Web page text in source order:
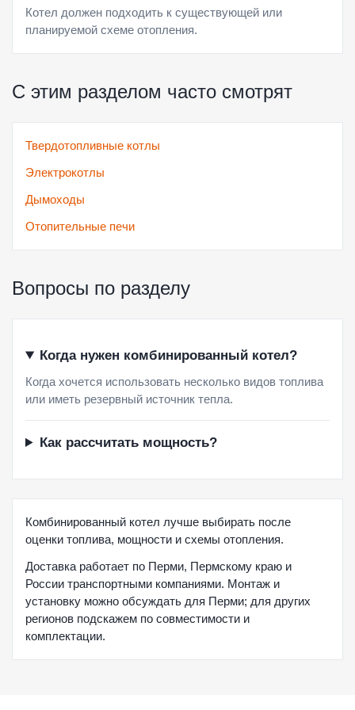
Котел должен подходить к существующей или
планируемой схеме отопления.
С этим разделом часто смотрят
Твердотопливные котлы
Электрокотлы
Дымоходы
Отопительные печи
Вопросы по разделу
Когда нужен комбинированный котел?
Когда хочется использовать несколько видов топлива
или иметь резервный источник тепла.
Как рассчитать мощность?
Комбинированный котел лучше выбирать после
оценки топлива, мощности и схемы отопления.
Доставка работает по Перми, Пермскому краю и
России транспортными компаниями. Монтаж и
установку можно обсуждать для Перми; для других
регионов подскажем по совместимости и
комплектации.